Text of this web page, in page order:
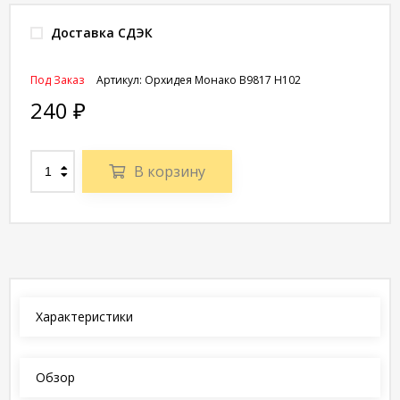
Доставка СДЭК
Артикул: Орхидея Монако В9817 Н102
Под Заказ
240 ₽
В корзину
Характеристики
Обзор